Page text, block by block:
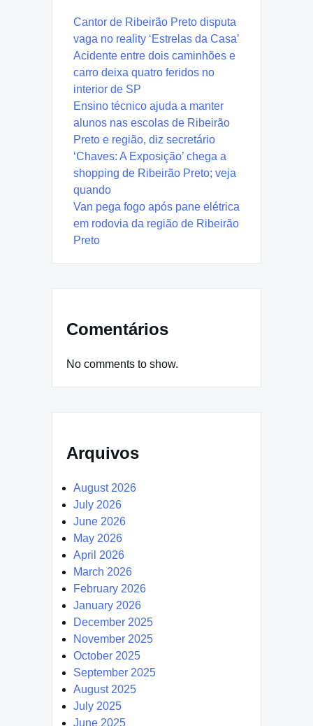
Cantor de Ribeirão Preto disputa
vaga no reality ‘Estrelas da Casa’
Acidente entre dois caminhões e
carro deixa quatro feridos no
interior de SP
Ensino técnico ajuda a manter
alunos nas escolas de Ribeirão
Preto e região, diz secretário
‘Chaves: A Exposição’ chega a
shopping de Ribeirão Preto; veja
quando
Van pega fogo após pane elétrica
em rodovia da região de Ribeirão
Preto
Comentários
No comments to show.
Arquivos
August 2026
July 2026
June 2026
May 2026
April 2026
March 2026
February 2026
January 2026
December 2025
November 2025
October 2025
September 2025
August 2025
July 2025
June 2025